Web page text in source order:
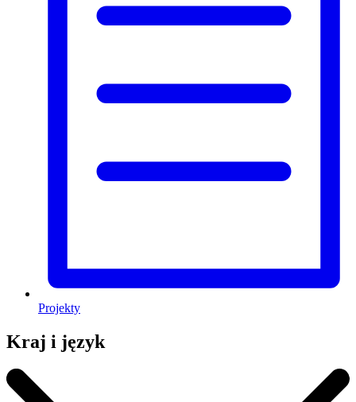
Projekty
Kraj i język